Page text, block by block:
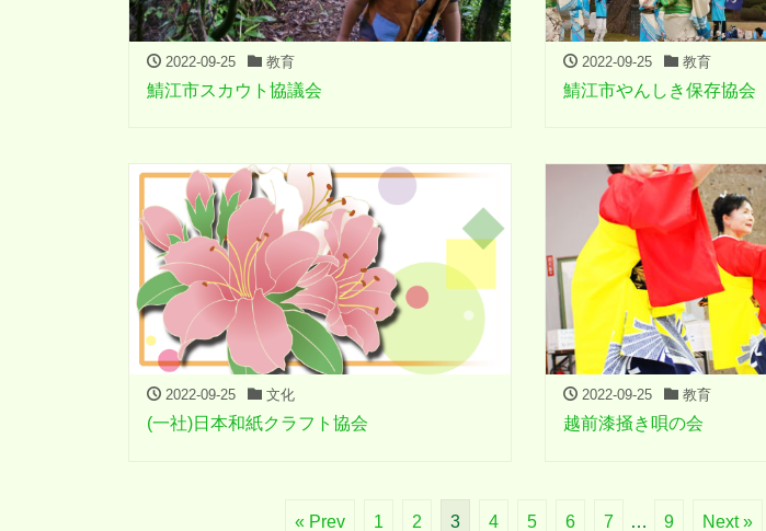
2022-09-25 教育
鯖江市スカウト協議会
2022-09-25 教育
鯖江市やんしき保存協会
2022-09-25 文化
(一社)日本和紙クラフト協会
2022-09-25 教育
越前漆掻き唄の会
« Prev 1 2 3 4 5 6 7 … 9 Next »